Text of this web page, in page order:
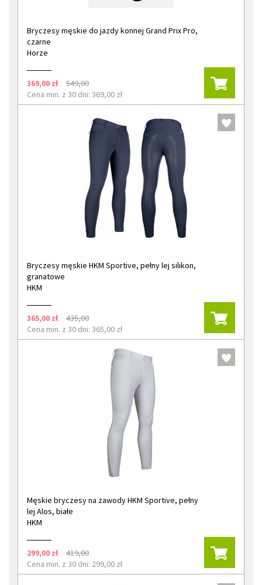
Bryczesy męskie do jazdy konnej Grand Prix Pro,
czarne
Horze
369,00 zł
549,00
Cena min. z 30 dni: 369,00 zł
Bryczesy męskie HKM Sportive, pełny lej silikon,
granatowe
HKM
365,00 zł
435,00
Cena min. z 30 dni: 365,00 zł
Męskie bryczesy na zawody HKM Sportive, pełny
lej Alos, białe
HKM
299,00 zł
419,00
Cena min. z 30 dni: 299,00 zł